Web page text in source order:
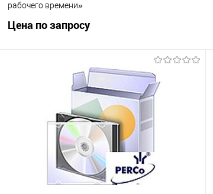
рабочего времени»
Цена по запросу
Запросить цену
К сравнению
В избранное
Под заказ